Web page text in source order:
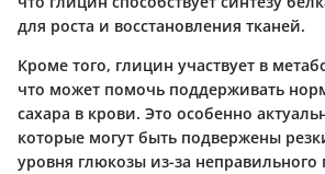
для роста и восстановления тканей.
Кроме того, глицин участвует в
что может помочь поддерживать
сахара в крови. Это особенно
которые могут быть подвержены
уровня глюкозы из-за